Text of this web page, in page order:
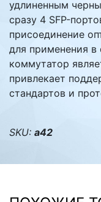
удлиненным
сразу 4 SFP-
присоединение
для применения в
коммутатор
привлекает
стандартов и
SKU: а42